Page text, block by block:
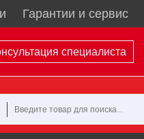
Гарантии и сервис
специалиста